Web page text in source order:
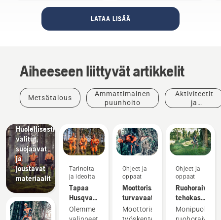
LATAA LISÄÄ
Aiheeseen liittyvät artikkelit
Metsätalous
Ammattimainen
puunhoito
Aktiviteetit
ja
innovaatiot
Husqvarna-
Huolellisesti
valitut,
suojaavat
ja
joustavat
materiaalit
Tarinoita
ja ideoita
Tapaa
Husqvarnan
H-tiimi –
tuotteidemme
Olemme
Ohjeet ja
oppaat
Moottorisahan
turvavaatimukset
Moottorisahalla
Ohjeet ja
oppaat
Ruohoraivurin
tehokas
käyttö
Monipuolinen